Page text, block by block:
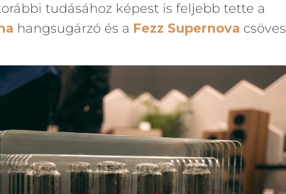
tudásához képest is feljebb tette a
hangsugárzó és a Fezz Supernova csöves